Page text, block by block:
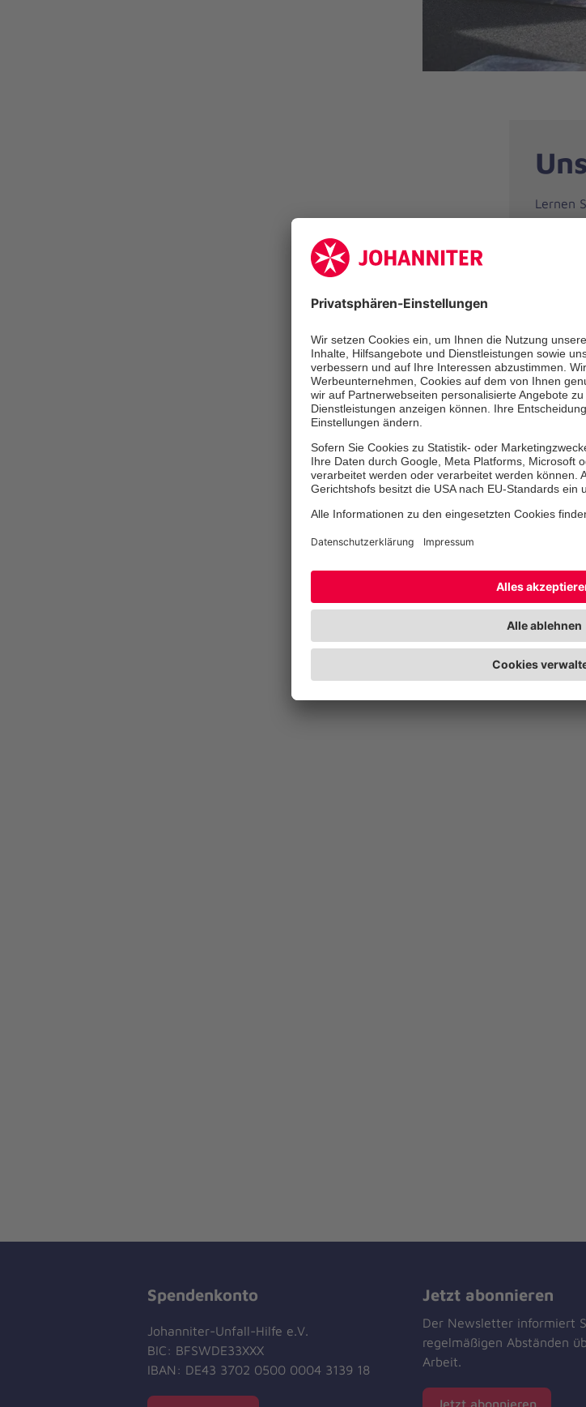
Lernen
mit
Ihnen,
inkl.
oder
macht
Platz
Spendenkonto
Johanniter-Unfall-Hilfe e.V.
BIC: BFSWDE33XXX
IBAN: DE43 3702 0500 0004 3139 18
Jetzt abonnieren
Der Newsletter informiert
regelmäßigen Abständen
Arbeit.
Jetzt abonnieren